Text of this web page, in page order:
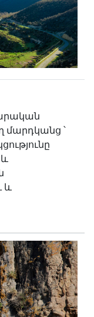
մարդկանց ՝
և